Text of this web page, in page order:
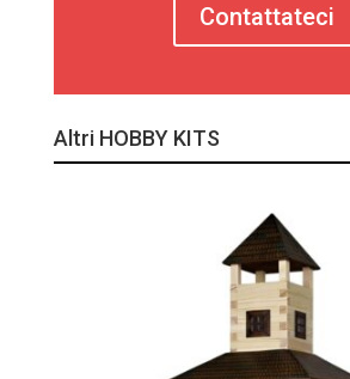
Contattateci
Altri HOBBY KITS